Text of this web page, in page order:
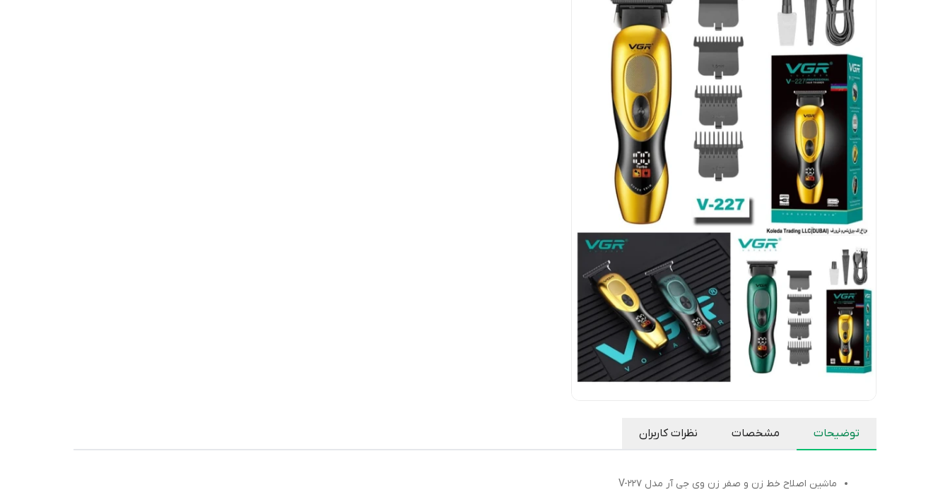
توضیحات مشخصات نظرات کاربران
ماشین اصلاح خط زن و صفر زن وی جی آر مدل V-227